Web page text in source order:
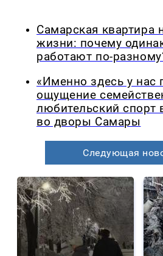
Самарская квартира
жизни: почему
работают по-
«Именно здесь у нас
ощущение
любительский спорт
во дворы Самары
Следующая